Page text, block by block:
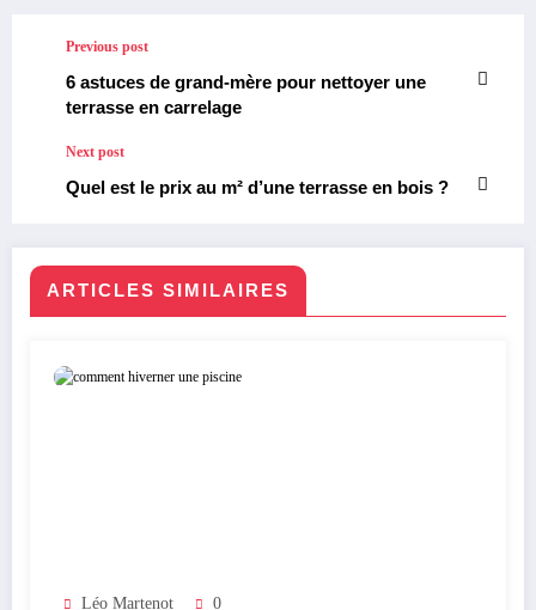
Previous post
6 astuces de grand-mère pour nettoyer une
terrasse en carrelage
Next post
Quel est le prix au m² d’une terrasse en bois ?
ARTICLES SIMILAIRES
Léo Martenot 0